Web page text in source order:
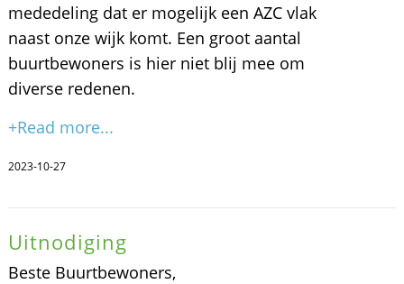
mededeling dat er mogelijk een AZC vlak
naast onze wijk komt. Een groot aantal
buurtbewoners is hier niet blij mee om
diverse redenen.
+Read more...
2023-10-27
Uitnodiging
Beste Buurtbewoners,